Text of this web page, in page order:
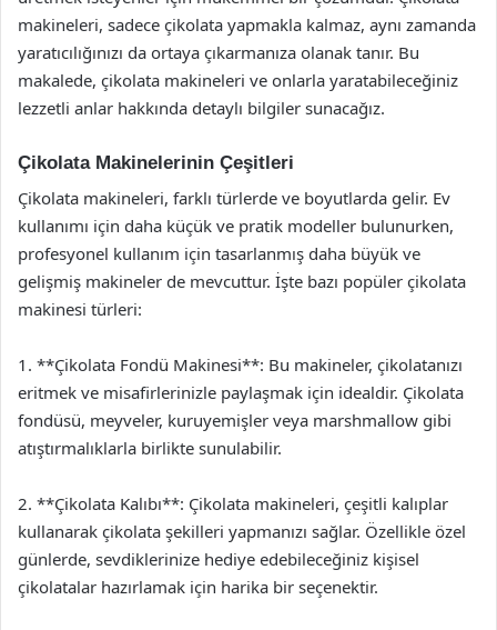
makineleri, sadece çikolata yapmakla kalmaz, aynı zamanda
yaratıcılığınızı da ortaya çıkarmanıza olanak tanır. Bu
makalede, çikolata makineleri ve onlarla yaratabileceğiniz
lezzetli anlar hakkında detaylı bilgiler sunacağız.
Çikolata Makinelerinin Çeşitleri
Çikolata makineleri, farklı türlerde ve boyutlarda gelir. Ev
kullanımı için daha küçük ve pratik modeller bulunurken,
profesyonel kullanım için tasarlanmış daha büyük ve
gelişmiş makineler de mevcuttur. İşte bazı popüler çikolata
makinesi türleri:
1. **Çikolata Fondü Makinesi**: Bu makineler, çikolatanızı
eritmek ve misafirlerinizle paylaşmak için idealdir. Çikolata
fondüsü, meyveler, kuruyemişler veya marshmallow gibi
atıştırmalıklarla birlikte sunulabilir.
2. **Çikolata Kalıbı**: Çikolata makineleri, çeşitli kalıplar
kullanarak çikolata şekilleri yapmanızı sağlar. Özellikle özel
günlerde, sevdiklerinize hediye edebileceğiniz kişisel
çikolatalar hazırlamak için harika bir seçenektir.